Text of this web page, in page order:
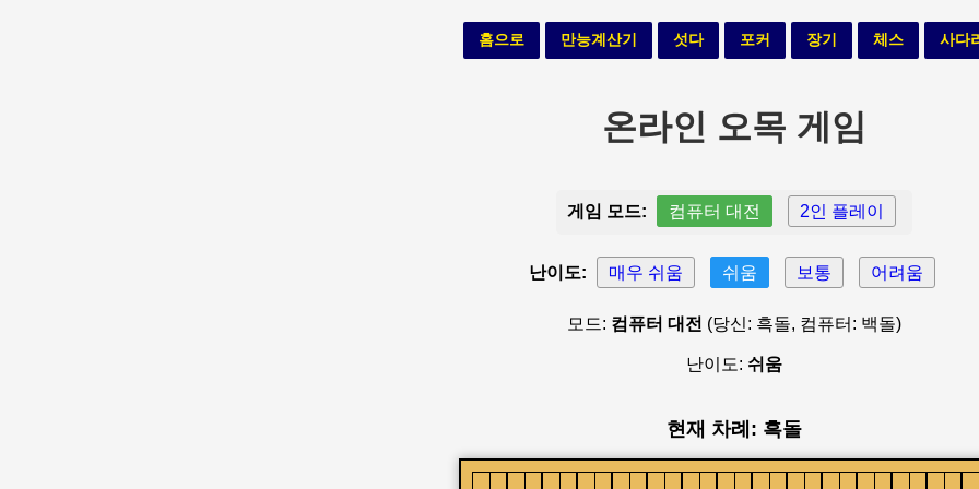
홈으로 만능계산기 섯다 포커 장기 체스 사다
온라인 오목 게임
게임 모드: 컴퓨터 대전 2인 플레이
난이도: 매우 쉬움 쉬움 보통 어려움
모드: 컴퓨터 대전 (당신: 흑돌, 컴퓨터: 백돌)
난이도: 쉬움
현재 차례: 흑돌